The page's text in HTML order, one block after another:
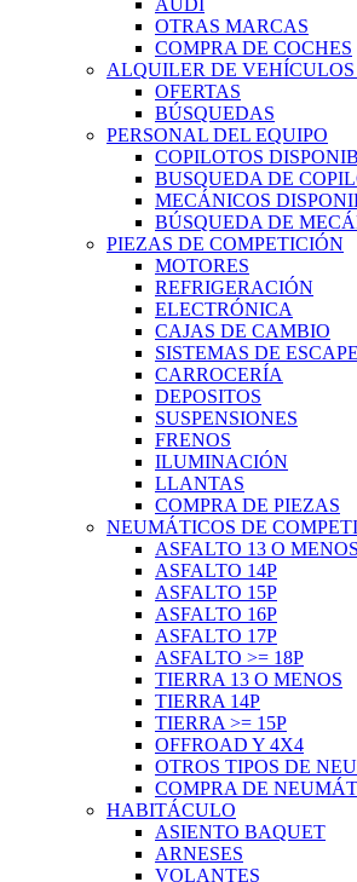
AUDI
OTRAS MARCAS
COMPRA DE COCHES
ALQUILER DE
OFERTAS
BÚSQUEDAS
PERSONAL DEL EQUIPO
COPILOTOS
BUSQUEDA DE
MECÁNICOS
BÚSQUEDA DE
PIEZAS DE COMPETICIÓN
MOTORES
REFRIGERACIÓN
ELECTRÓNICA
CAJAS DE CAMBIO
SISTEMAS DE ESCAPE
CARROCERÍA
DEPOSITOS
SUSPENSIONES
FRENOS
ILUMINACIÓN
LLANTAS
COMPRA DE PIEZAS
NEUMÁTICOS DE
ASFALTO 13 O MENOS
ASFALTO 14P
ASFALTO 15P
ASFALTO 16P
ASFALTO 17P
ASFALTO >= 18P
TIERRA 13 O MENOS
TIERRA 14P
TIERRA >= 15P
OFFROAD Y 4X4
OTROS TIPOS DE
COMPRA DE
HABITÁCULO
ASIENTO BAQUET
ARNESES
VOLANTES